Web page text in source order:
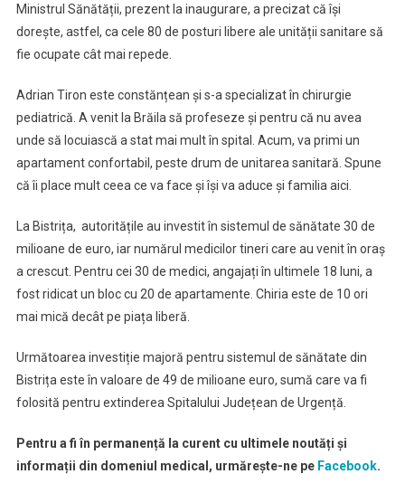
Ministrul Sănătății, prezent la inaugurare, a precizat că își
dorește, astfel, ca cele 80 de posturi libere ale unității sanitare să
fie ocupate cât mai repede.
Adrian Tiron este constănțean și s-a specializat în chirurgie
pediatrică. A venit la Brăila să profeseze și pentru că nu avea
unde să locuiască a stat mai mult în spital. Acum, va primi un
apartament confortabil, peste drum de unitarea sanitară. Spune
că îi place mult ceea ce va face și își va aduce și familia aici.
La Bistrița, autoritățile au investit în sistemul de sănătate 30 de
milioane de euro, iar numărul medicilor tineri care au venit în oraș
a crescut. Pentru cei 30 de medici, angajați în ultimele 18 luni, a
fost ridicat un bloc cu 20 de apartamente. Chiria este de 10 ori
mai mică decât pe piața liberă.
Următoarea investiție majoră pentru sistemul de sănătate din
Bistrița este în valoare de 49 de milioane euro, sumă care va fi
folosită pentru extinderea Spitalului Județean de Urgență.
Pentru a fi în permanență la curent cu ultimele noutăți și
informații din domeniul medical, urmărește-ne pe Facebook.